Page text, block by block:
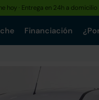
hoy · Entrega en 24h a domicilio
Financiación